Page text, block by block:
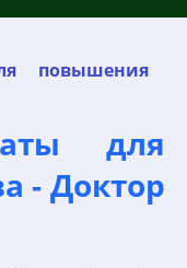
повышения
для
- Доктор